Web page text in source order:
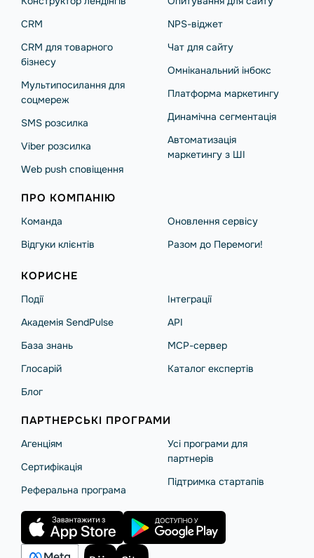
CRM
CRM для товарного
бізнесу
Мультипосилання для
соцмереж
SMS розсилка
Viber розсилка
Web push сповіщення
NPS-віджет
Чат для сайту
Омніканальний інбокс
Платформа маркетингу
Динамічна сегментація
Автоматизація
маркетингу з ШІ
ПРО КОМПАНІЮ
Команда
Відгуки клієнтів
Оновлення сервісу
Разом до Перемоги!
КОРИСНЕ
Події
Академія SendPulse
База знань
Глосарій
Блог
Інтеграції
API
MCP-сервер
Каталог експертів
ПАРТНЕРСЬКІ ПРОГРАМИ
Агенціям
Сертифікація
Реферальна програма
Усі програми для
партнерів
Підтримка стартапів